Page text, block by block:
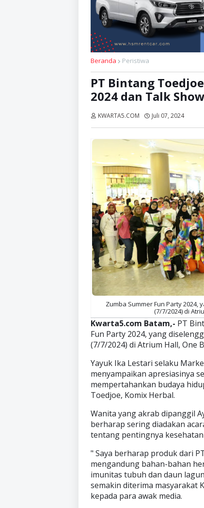
Beranda Peristiwa
PT Bintang
2024 dan Talk
KWARTA5.COM Juli 07, 2024
Zumba Summer Fun Party 2024,
(7/7/2024) di
Kwarta5.com Batam,- PT
Fun Party 2024, yang
(7/7/2024) di Atrium Hall, One
Yayuk Ika Lestari selaku
menyampaikan apresiasinya
mempertahankan budaya
Toedjoe, Komix Herbal.
Wanita yang akrab dipanggil
berharap sering diadakan
tentang pentingnya
" Saya berharap produk dari
mengandung bahan-bahan
imunitas tubuh dan daun
semakin diterima masyarakat
kepada para awak media.